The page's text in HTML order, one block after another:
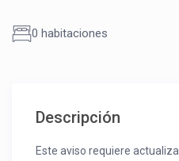
0 habitaciones
Descripción
Este aviso requiere